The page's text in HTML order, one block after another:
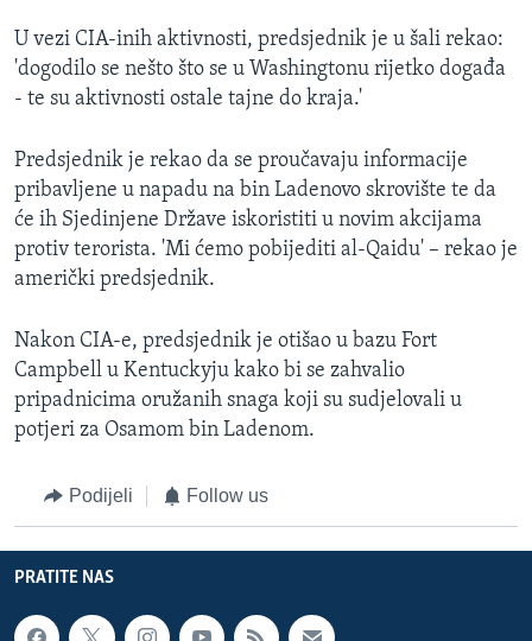
U vezi CIA-inih aktivnosti, predsjednik je u šali rekao:
'dogodilo se nešto što se u Washingtonu rijetko događa
- te su aktivnosti ostale tajne do kraja.'
Predsjednik je rekao da se proučavaju informacije
pribavljene u napadu na bin Ladenovo skrovište te da
će ih Sjedinjene Države iskoristiti u novim akcijama
protiv terorista. 'Mi ćemo pobijediti al-Qaidu' – rekao je
američki predsjednik.
Nakon CIA-e, predsjednik je otišao u bazu Fort
Campbell u Kentuckyju kako bi se zahvalio
pripadnicima oružanih snaga koji su sudjelovali u
potjeri za Osamom bin Ladenom.
Podijeli Follow us
PRATITE NAS